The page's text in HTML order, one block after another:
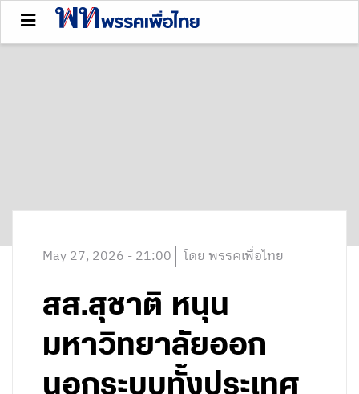
May 27, 2026 - 21:00 โดย พรรคเพื่อไทย
สส.สุชาติ หนุน
มหาวิทยาลัยออก
นอกระบบทั้งประเทศ